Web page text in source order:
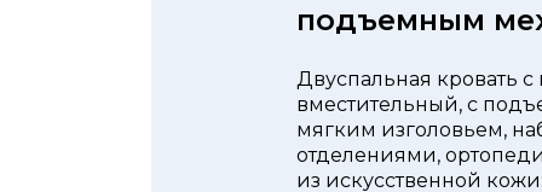
подъемным
Двуспальная кровать
вместительный, с
мягким изголовьем,
отделениями,
из искусственной